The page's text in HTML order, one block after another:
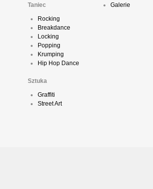
Taniec
Rocking
Breakdance
Locking
Popping
Krumping
Hip Hop Dance
Sztuka
Graffiti
Street Art
Galerie